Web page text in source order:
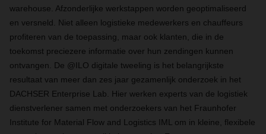
warehouse. Afzonderlijke werkstappen worden geoptimaliseerd
en versneld. Niet alleen logistieke medewerkers en chauffeurs
profiteren van de toepassing, maar ook klanten, die in de
toekomst preciezere informatie over hun zendingen kunnen
ontvangen. De @ILO digitale tweeling is het belangrijkste
resultaat van meer dan zes jaar gezamenlijk onderzoek in het
DACHSER Enterprise Lab. Hier werken experts van de logistiek
dienstverlener samen met onderzoekers van het Fraunhofer
Institute for Material Flow and Logistics IML om in kleine, flexibele